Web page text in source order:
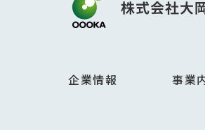
企業情報 事業